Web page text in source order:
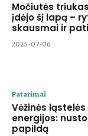
Močiutės
įdėjo šį lapą –
skausmai ir
2025-07-06
Patarimai
Vėžinės
energijos:
papildą